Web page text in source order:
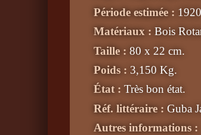
Période estimée :
Matériaux : Bois
Taille : 80 x 22 cm.
Poids : 3,150 Kg.
État : Très bon état.
Réf. littéraire : Guba
Autres informations :